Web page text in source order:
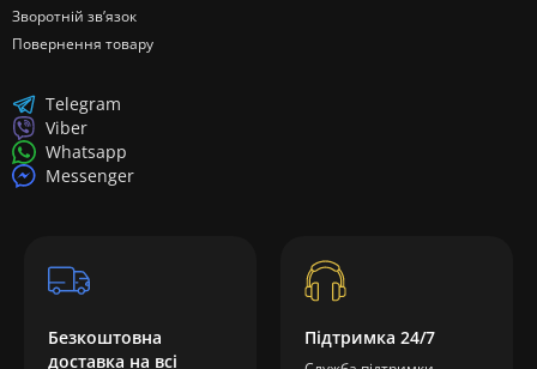
Зворотній зв’язок
Повернення товару
Telegram
Viber
Whatsapp
Messenger
Безкоштовна
доставка на всі
Підтримка 24/7